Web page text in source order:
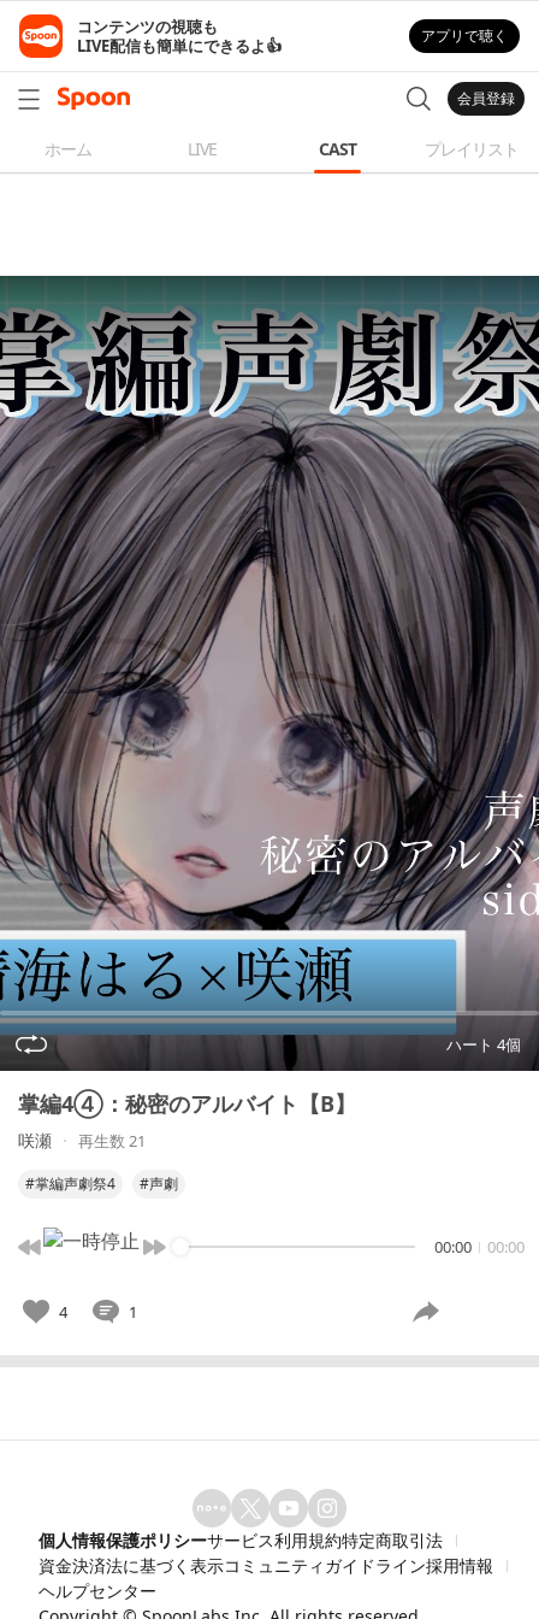
コンテンツの視聴も
LIVE配信も簡単にできるよ👍
アプリで聴く
会員登録
ホーム LIVE CAST プレイリスト
ハート 4個
掌編4④：秘密のアルバイト【B】
咲瀬 再生数 21
#掌編声劇祭4 #声劇
00:00 00:00
4 1
個人情報保護ポリシーサービス利用規約特定商取引法
資金決済法に基づく表示コミュニティガイドライン採用情報
ヘルプセンター